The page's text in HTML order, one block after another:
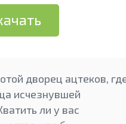
дворец ацтеков,
исчезнувшей
ли у вас